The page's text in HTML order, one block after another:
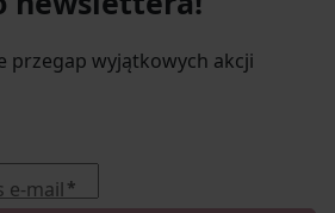
przegap wyjątkowych akcji
e-mail